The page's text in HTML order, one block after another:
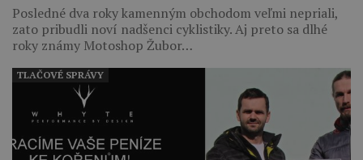
Posledné dva roky kamenným obchodom veľmi nepriali,
zato pribudli noví nadšenci cyklistiky. Aj preto sa dlhé
roky známy Motoshop Žubor…
TLAČOVÉ SPRÁVY